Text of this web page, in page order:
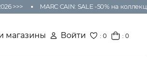
MARC CAIN: SALE -50% на
магазины Войти :0 : 0